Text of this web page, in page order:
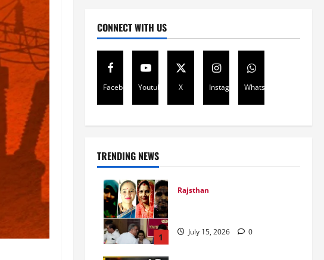
CONNECT WITH US
Facebook Youtube X Instagram Whatsapp
TRENDING NEWS
1
Rajsthan
July 15, 2026 0